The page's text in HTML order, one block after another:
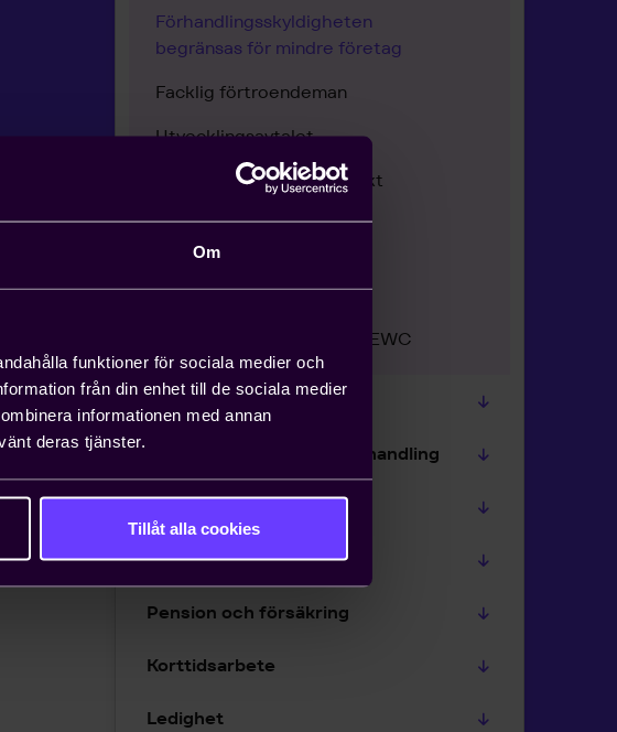
Om
funktioner för sociala medier och
från din enhet till de sociala medier
informationen med annan
deras tjänster.
Tillåt alla cookies
Förhandlingsskyldigheten
begränsas för mindre företag
Facklig förtroendeman
Utvecklingsavtalet
Stridsåtgärder och konflikt
Styrelserepresentation
arbetsplatsen
Europeiska företagsråd / EWC
Data, integritet och GDPR
Diskriminering och likabehandling
Extern arbetskraft
Uthyrningslagen
Pension och försäkring
Korttidsarbete
Ledighet